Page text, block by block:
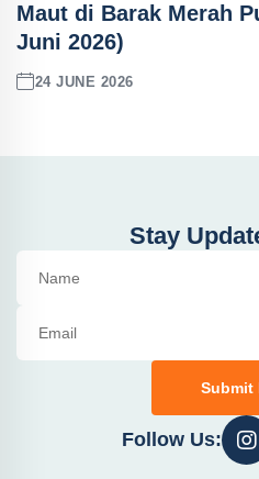
Maut di Barak Merah
Juni 2026)
24 JUNE 2026
Stay
Submit
Follow Us: